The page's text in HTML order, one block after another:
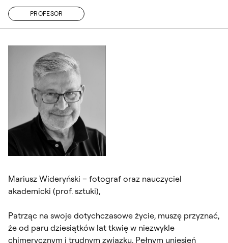
PROFESOR
Mariusz Wideryński – fotograf oraz nauczyciel
akademicki (prof. sztuki),
Patrząc na swoje dotychczasowe życie, muszę przyznać,
że od paru dziesiątków lat tkwię w niezwykle
chimerycznym i trudnym związku. Pełnym uniesień